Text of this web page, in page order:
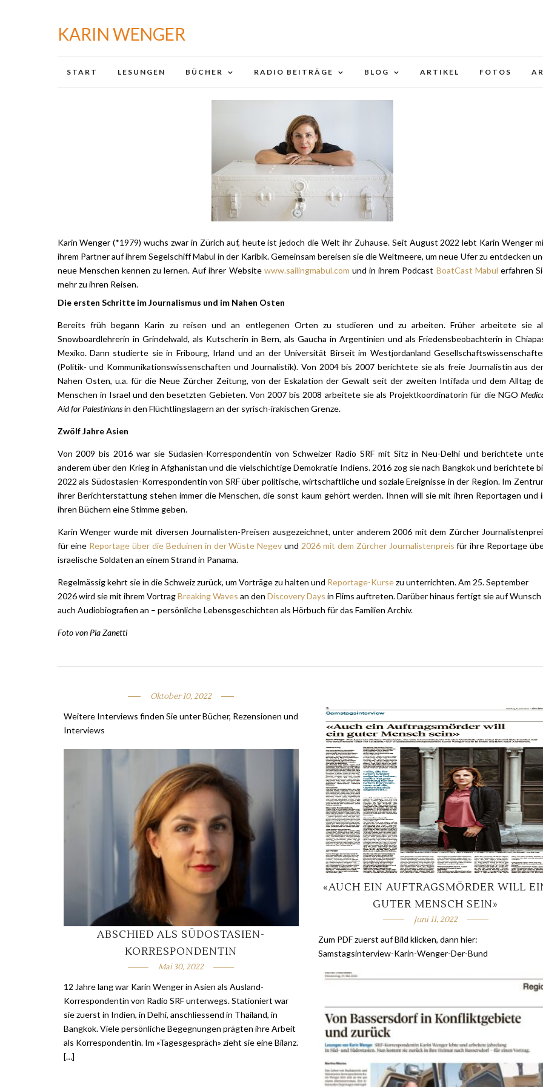
KARIN WENGER
START LESUNGEN BÜCHER RADIO BEITRÄGE BLOG ARTIKEL FOTOS
Karin Wenger (*1979) wuchs zwar in Zürich auf, heute ist jedoch die Welt ihr Zuhause. Seit August 2022 lebt Karin Wenger
ihrem Partner auf ihrem Segelschiff Mabul in der Karibik. Gemeinsam bereisen sie die Weltmeere, um neue Ufer zu entdecken
neue Menschen kennen zu lernen. Auf ihrer Website www.sailingmabul.com und in ihrem Podcast BoatCast Mabul erfahren
mehr zu ihren Reisen.
Die ersten Schritte im Journalismus und im Nahen Osten
Bereits früh begann Karin zu reisen und an entlegenen Orten zu studieren und zu arbeiten. Früher arbeitete sie
Snowboardlehrerin in Grindelwald, als Kutscherin in Bern, als Gaucha in Argentinien und als Friedensbeobachterin in
Mexiko. Dann studierte sie in Fribourg, Irland und an der Universität Birseit im Westjordanland
(Politik- und Kommunikationswissenschaften und Journalistik). Von 2004 bis 2007 berichtete sie als freie Journalistin aus
Nahen Osten, u.a. für die Neue Zürcher Zeitung, von der Eskalation der Gewalt seit der zweiten Intifada und dem Alltag
Menschen in Israel und den besetzten Gebieten. Von 2007 bis 2008 arbeitete sie als Projektkoordinatorin für die NGO
Aid for Palestiniansin den Flüchtlingslagern an der syrisch-irakischen Grenze.
Zwölf Jahre Asien
Von 2009 bis 2016 war sie Südasien-Korrespondentin von Schweizer Radio SRF mit Sitz in Neu-Delhi und berichtete
anderem über den Krieg in Afghanistan und die vielschichtige Demokratie Indiens. 2016 zog sie nach Bangkok und berichtete
2022 als Südostasien-Korrespondentin von SRF über politische, wirtschaftliche und soziale Ereignisse in der Region. Im
ihrer Berichterstattung stehen immer die Menschen, die sonst kaum gehört werden. Ihnen will sie mit ihren Reportagen und
ihren Büchern eine Stimme geben.
Karin Wenger wurde mit diversen Journalisten-Preisen ausgezeichnet, unter anderem 2006 mit dem Zürcher
für eine Reportage über die Beduinen in der Wüste Negev und 2026 mit dem Zürcher Journalistenpreis für ihre Reportage
israelische Soldaten an einem Strand in Panama.
Regelmässig kehrt sie in die Schweiz zurück, um Vorträge zu halten und Reportage-Kursezu unterrichten. Am 25. September
2026 wird sie mit ihrem VortragBreaking Waves an den Discovery Days in Flims auftreten. Darüber hinaus fertigt sie auf Wunsch
auch Audiobiografien an – persönliche Lebensgeschichten als Hörbuch für das Familien Archiv.
Foto von Pia Zanetti
Oktober 10, 2022
Weitere Interviews finden Sie unter Bücher, Rezensionen und
Interviews
«AUCH EIN AUFTRAGSMÖRDER WILL
GUTER MENSCH SEIN»
Juni 11, 2022
Zum PDF zuerst auf Bild klicken, dann hier:
Samstagsinterview-Karin-Wenger-Der-Bund
ABSCHIED ALS SÜDOSTASIEN-
KORRESPONDENTIN
Mai 30, 2022
12 Jahre lang war Karin Wenger in Asien als Ausland-
Korrespondentin von Radio SRF unterwegs. Stationiert war
sie zuerst in Indien, in Delhi, anschliessend in Thailand, in
Bangkok. Viele persönliche Begegnungen prägten ihre Arbeit
als Korrespondentin. Im «Tagesgespräch» zieht sie eine Bilanz.
[…]